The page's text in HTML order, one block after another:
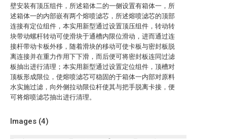
壁安装有顶压组件，所述箱体二的一侧设置有箱体一，所
述箱体一的内部嵌有两个熔喷滤芯，所述熔喷滤芯的顶部
连接有定位组件，本实用新型通过设置顶压组件，转动转
块带动螺杆转动可使滑块于通槽内限位滑动，进而通过连
接杆带动卡板外移，随着滑块的移动可使卡板与密封板脱
离连接并在重力作用下下滑，而后便可将密封板连同过滤
板抽出进行清理；本实用新型通过设置定位组件，顶槽对
顶板形成限位，使熔喷滤芯可稳固的于箱体一内部对原料
水实施过滤，向外侧拉动限位杆使其与把手脱离卡接，便
可将熔喷滤芯抽出进行清理。
Images (4)